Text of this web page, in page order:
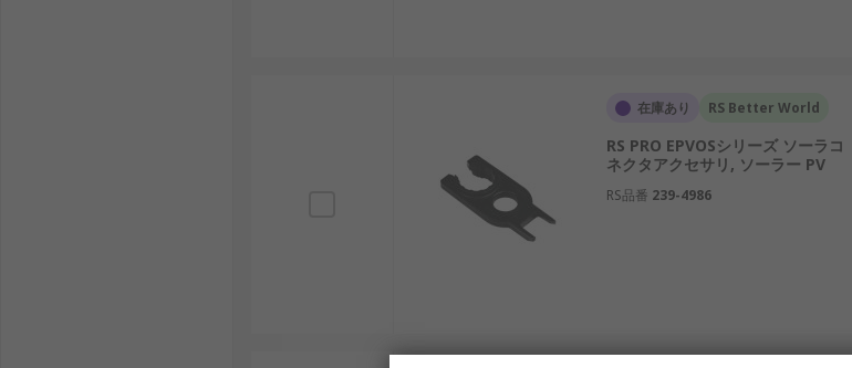
在庫あり RS Better World
RS PRO EPVOSシリーズ ソーラコ
ネクタアクセサリ, ソーラー PV
RS品番 239-4986